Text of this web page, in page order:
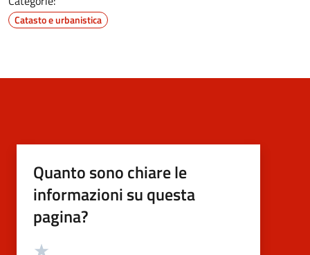
Catasto e urbanistica
Quanto sono chiare le
informazioni su questa
pagina?
Valutazione